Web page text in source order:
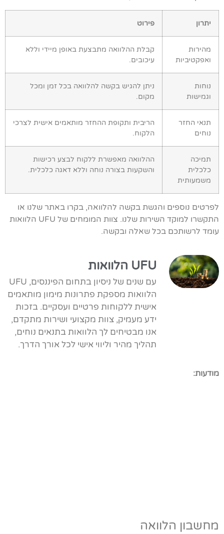
יתרון פירוט
מהירות
ואפקטיביות
קבלת ההלוואה מתבצעת באופן מיידי וללא
עיכובים.
נוחות
וגמישות
ניתן להגיש בקשה להלוואה בכל זמן ומכל
מקום.
תנאי החזר
נוחים
הריבית ותקופת ההחזר מותאמים אישית לצרכי
הלקוח.
תמיכה
כלכלית
משמעותית
ההלוואה מאפשרת ללקוח לבצע רכישות
והשקעות בצורה נוחה וללא דאגה כלכלית.
לפרטים נוספים והגשת בקשה להלוואה, בקרו באתר שלנו או
התקשרו למוקד השירות שלנו. צוות המומחים של UFU הלוואות
עומד לרשותכם בכל שאלה ובקשה.
UFU הלוואות
עם שנים של ניסיון בתחום הפיננסים, UFU
הלוואות מספקת פתרונות מימון מותאמים
אישית ללקוחות פרטיים ועסקיים. בזכות
ידע מעמיק, צוות מקצועי ושירות מתקדם,
אנו מבטיחים לך הלוואות בתנאים נוחים,
תהליך מהיר וליווי אישי לכל אורך הדרך.
מודעות:
מחשבון הלוואה